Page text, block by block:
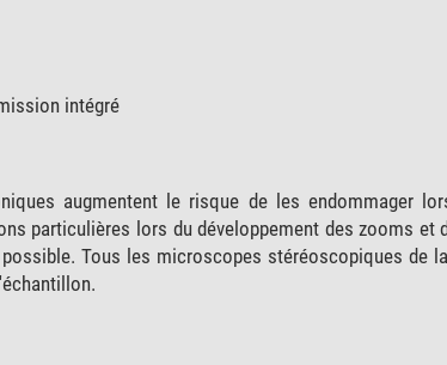
intégré
augmentent le risque de les endommager
particulières lors du développement des zooms et
Tous les microscopes stéréoscopiques de